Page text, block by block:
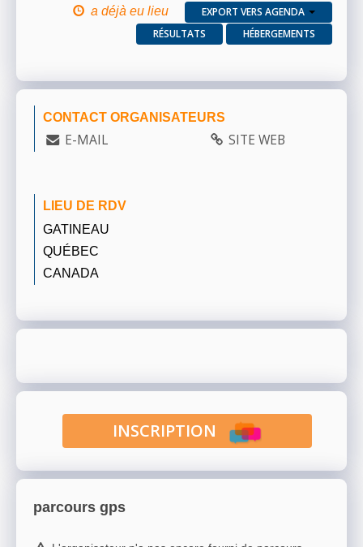
a déjà eu lieu
EXPORT VERS AGENDA
RÉSULTATS
HÉBERGEMENTS
CONTACT ORGANISATEURS
E-MAIL SITE WEB
LIEU DE RDV
GATINEAU
QUÉBEC
CANADA
INSCRIPTION
parcours gps